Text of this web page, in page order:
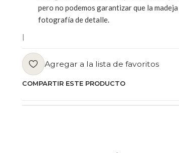
pero no podemos garantizar que la
fotografía de detalle.
Agregar a la lista de favoritos
COMPARTIR ESTE PRODUCTO